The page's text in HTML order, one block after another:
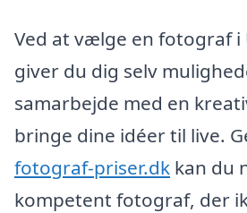
Ved at vælge en fotograf i
giver du dig selv
samarbejde med en
bringe dine idéer til live.
fotograf-priser.dk kan du
kompetent fotograf, der